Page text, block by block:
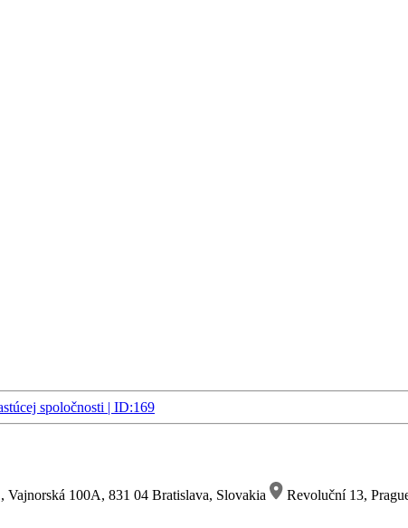
spoločnosti | ID:169
100A, 831 04 Bratislava, Slovakia Revoluční 13,